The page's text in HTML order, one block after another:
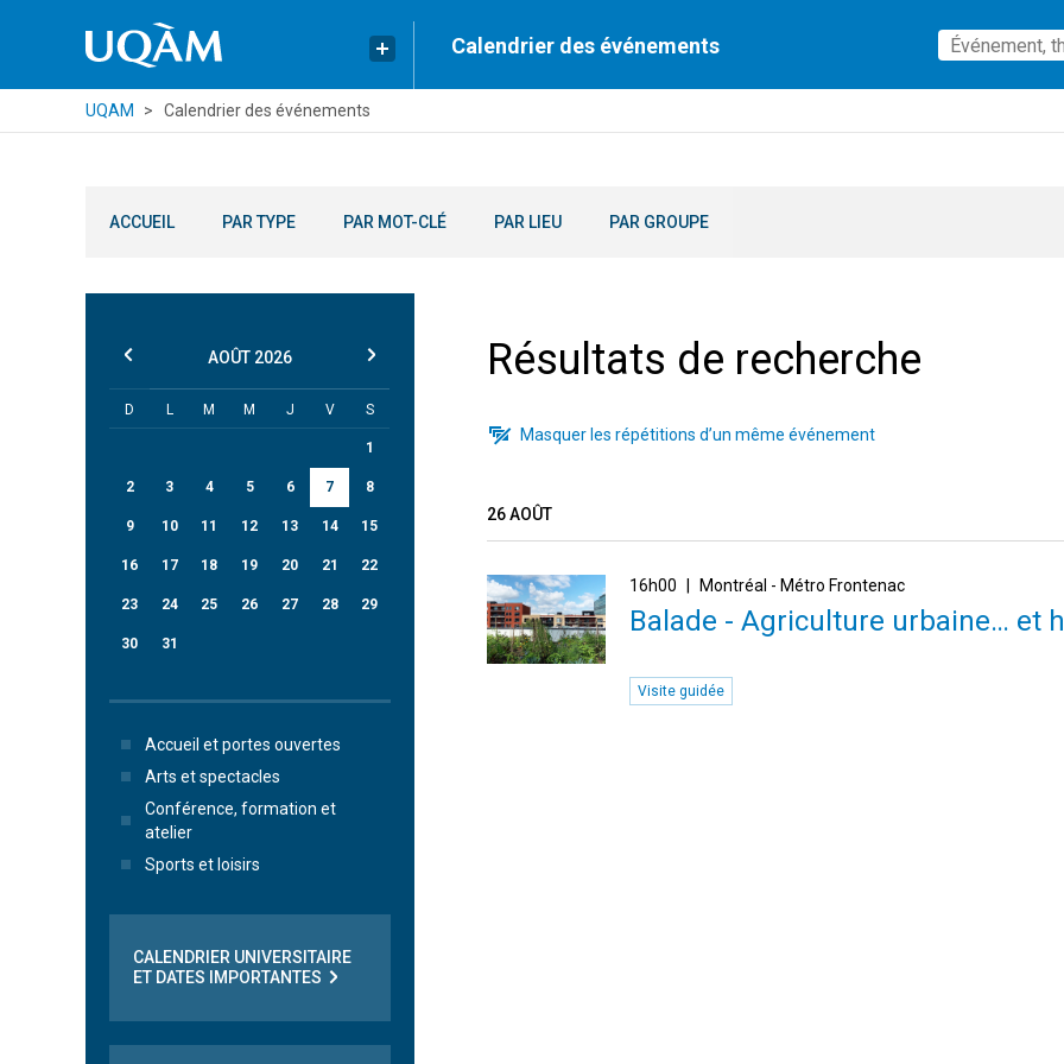
Calendrier des événements
UQAM Calendrier des événements
ACCUEIL PAR TYPE PAR MOT-CLÉ PAR LIEU PAR GROUPE
Résultats de recherche
Masquer les répétitions d’un même événement
26 AOÛT
16h00 Montréal - Métro Frontenac
Balade - Agriculture urbaine… et
Visite guidée
AOÛT 2026
D L M M J V S
1
2 3 4 5 6 7 8
9 10 11 12 13 14 15
16 17 18 19 20 21 22
23 24 25 26 27 28 29
30 31
Accueil et portes ouvertes
Arts et spectacles
Conférence, formation et
atelier
Sports et loisirs
CALENDRIER UNIVERSITAIRE
ET DATES IMPORTANTES